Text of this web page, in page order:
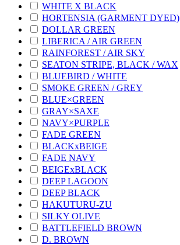
WHITE X BLACK
HORTENSIA (GARMENT DYED)
DOLLAR GREEN
LIBERICA / AIR GREEN
RAINFOREST / AIR SKY
SEATON STRIPE, BLACK / WAX
BLUEBIRD / WHITE
SMOKE GREEN / GREY
BLUE×GREEN
GRAY×SAXE
NAVY×PURPLE
FADE GREEN
BLACKxBEIGE
FADE NAVY
BEIGExBLACK
DEEP LAGOON
DEEP BLACK
HAKUTURU-ZU
SILKY OLIVE
BATTLEFIELD BROWN
D. BROWN